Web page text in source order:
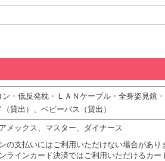
ロン・低反発枕・ＬＡＮケーブル・
貸出）、ベビーバス（貸出）
メックス、マスター、ダイナース
の支払いにはご利用いただけない場合があり
ラインカード決済ではご利用いただけるカ